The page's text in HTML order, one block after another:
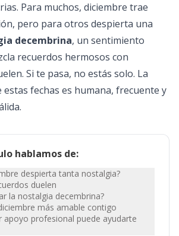
Para muchos, diciembre trae
pero para otros despierta una
decembrina, un sentimiento
recuerdos hermosos con
Si te pasa, no estás solo. La
fechas es humana, frecuente y
hablamos de:
despierta tanta nostalgia?
duelen
la nostalgia decembrina?
más amable contigo
apoyo profesional puede ayudarte